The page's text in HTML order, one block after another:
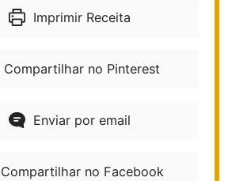
Imprimir Receita
Compartilhar no Pinterest
Enviar por email
Compartilhar no Facebook